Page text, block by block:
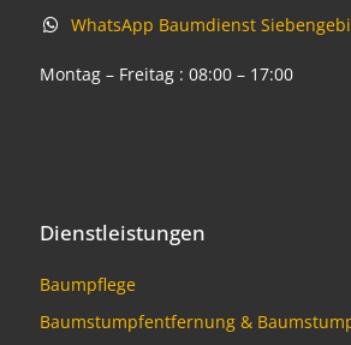
WhatsApp Baumdienst
Montag – Freitag : 08:00 – 17:00
Dienstleistungen
Baumpflege
Baumstumpfentfernung &